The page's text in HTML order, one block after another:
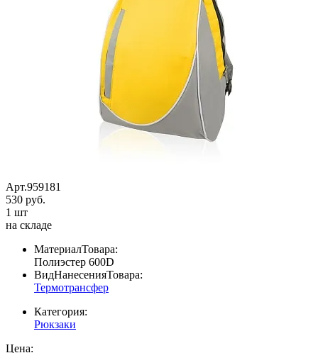
Арт.959181
530 руб.
1 шт
на складе
МатериалТовара:
Полиэстер 600D
ВидНанесенияТовара:
Термотрансфер
Категория:
Рюкзаки
Цена: